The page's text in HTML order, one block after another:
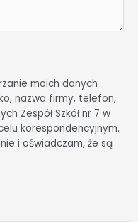
moich danych
nazwa firmy, telefon,
Zespół Szkół nr 7 w
korespondencyjnym.
i oświadczam, że są